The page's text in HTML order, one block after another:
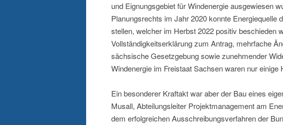
und Eignungsgebiet für Windenergie ausgewiesen
Planungsrechts im Jahr 2020 konnte Energiequelle
stellen, welcher im Herbst 2022 positiv beschieden
Vollständigkeitserklärung zum Antrag, mehrfache
sächsische Gesetzgebung sowie zunehmender
Windenergie im Freistaat Sachsen waren nur einige
Ein besonderer Kraftakt war aber der Bau eines
Musall, Abteilungsleiter Projektmanagement am
dem erfolgreichen Ausschreibungsverfahren der